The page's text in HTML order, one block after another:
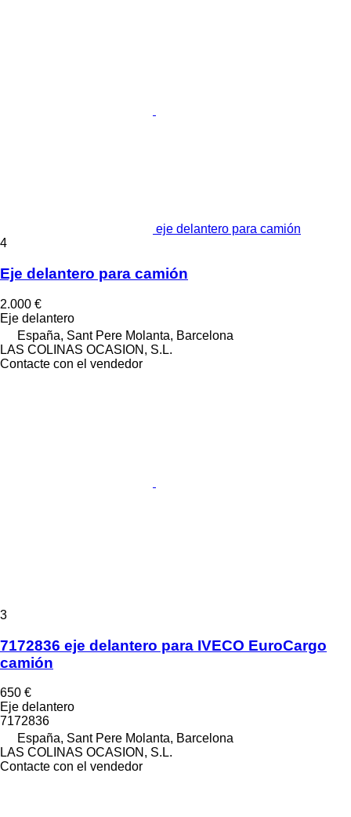
eje delantero para camión
4
Eje delantero para camión
2.000 €
Eje delantero
España, Sant Pere Molanta, Barcelona
LAS COLINAS OCASION, S.L.
Contacte con el vendedor
3
7172836 eje delantero para IVECO EuroCargo
camión
650 €
Eje delantero
7172836
España, Sant Pere Molanta, Barcelona
LAS COLINAS OCASION, S.L.
Contacte con el vendedor